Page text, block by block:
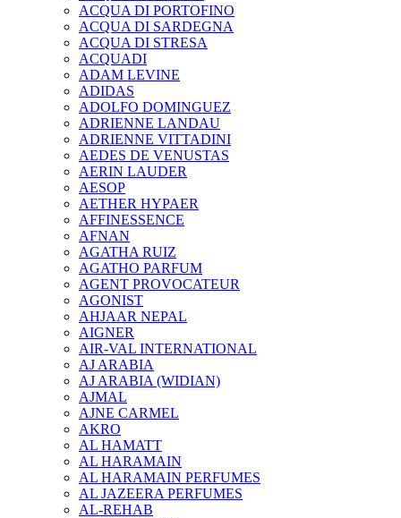
ACQUA DI PORTOFINO
ACQUA DI SARDEGNA
ACQUA DI STRESA
ACQUADI
ADAM LEVINE
ADIDAS
ADOLFO DOMINGUEZ
ADRIENNE LANDAU
ADRIENNE VITTADINI
AEDES DE VENUSTAS
AERIN LAUDER
AESOP
AETHER HYPAER
AFFINESSENCE
AFNAN
AGATHA RUIZ
AGATHO PARFUM
AGENT PROVOCATEUR
AGONIST
AHJAAR NEPAL
AIGNER
AIR-VAL INTERNATIONAL
AJ ARABIA
AJ ARABIA (WIDIAN)
AJMAL
AJNE CARMEL
AKRO
AL HAMATT
AL HARAMAIN
AL HARAMAIN PERFUMES
AL JAZEERA PERFUMES
AL-REHAB